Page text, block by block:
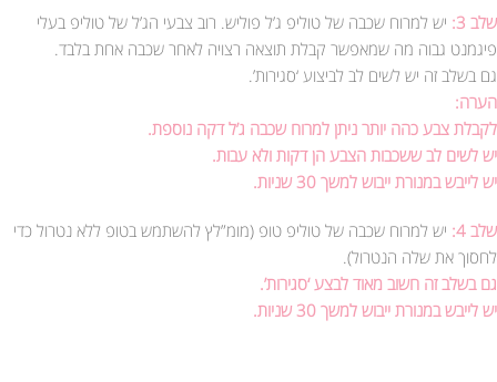
שלב 3:
יש למרוח שכבה של טוליפ ג’ל פוליש. רוב צבעי הג’ל של טוליפ בעלי
פיגמנט גבוה מה שמאפשר קבלת תוצאה רצויה לאחר שכבה אחת בלבד.
גם בשלב זה יש לשים לב לביצוע ‘סגירות’.
הערה:
לקבלת צבע כהה יותר ניתן למרוח שכבה ג’ל דקה נוספת.
יש לשים לב ששכבות הצבע הן דקות ולא עבות.
יש לייבש במנורת ייבוש למשך 30 שניות.
שלב 4:
יש למרוח שכבה של טוליפ טופ (מומ”לץ להשתמש בטופ ללא נטרול כדי
לחסוך את שלה הנטרול).
גם בשלב זה חשוב מאוד לבצע ‘סגירות’.
יש לייבש במנורת ייבוש למשך 30 שניות.